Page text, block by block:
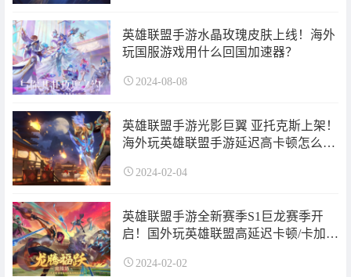
英雄联盟手游水晶玫瑰皮肤上线！海外
玩国服游戏用什么回国加速器？
2024-08-08
英雄联盟手游光影巨翼 亚托克斯上架！
海外玩英雄联盟手游延迟高卡顿怎么
2024-02-04
英雄联盟手游全新赛季S1巨龙赛季开
启！国外玩英雄联盟高延迟卡顿/卡加
2024-02-02